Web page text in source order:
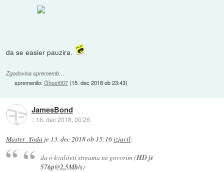
da se easier pauzira.
Zgodovina sprememb…
spremenilo:Ghost007(15. dec 2018 ob 23:43)
JamesBond
:: 16. dec 2018, 00:26
Master_Yoda je 13. dec 2018 ob 15:16izjavil:
da o kvaliteti streama ne govorim (HD je
576p@2,5Mb/s)